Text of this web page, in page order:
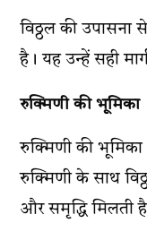
विठ्ठल की उपासना
है। यह उन्हें सही
रुक्मिणी की भूमिका
रुक्मिणी की
रुक्मिणी के साथ
और समृद्धि मिलती